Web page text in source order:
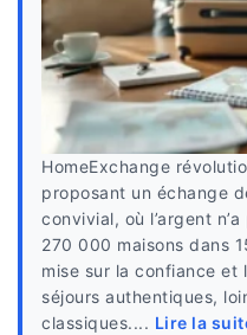
HomeExchange
proposant un échange
convivial, où l’argent
270 000 maisons dans
mise sur la confiance
séjours authentiques,
classiques.... Lire la